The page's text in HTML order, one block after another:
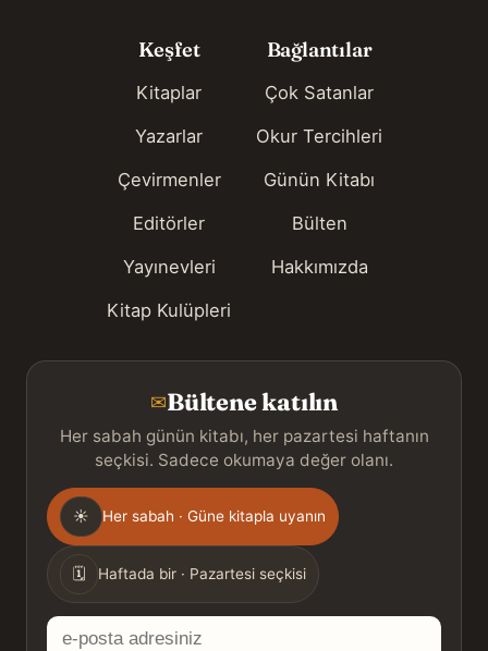
Keşfet
Kitaplar
Yazarlar
Çevirmenler
Editörler
Yayınevleri
Kitap Kulüpleri
Bağlantılar
Çok Satanlar
Okur Tercihleri
Günün Kitabı
Bülten
Hakkımızda
✉Bültene katılın
Her sabah günün kitabı, her pazartesi haftanın
seçkisi. Sadece okumaya değer olanı.
Gönderim
sıklığı
☀ Her sabah · Güne kitapla uyanın
🗓 Haftada bir · Pazartesi seçkisi
E-